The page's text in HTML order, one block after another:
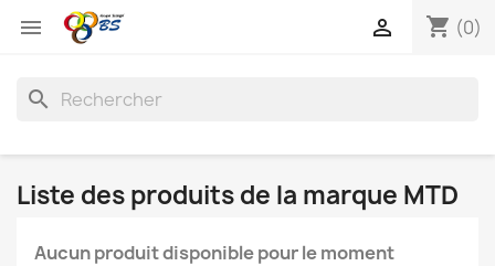
 shopping_cart (0)

search
Liste des produits de la marque MTD
Aucun produit disponible pour le moment